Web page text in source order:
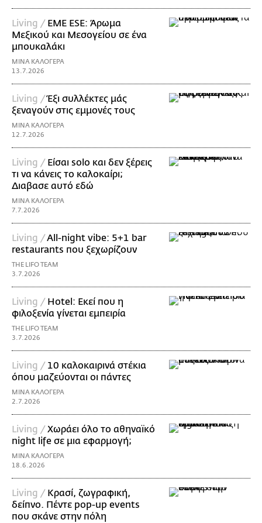
Living / EME ESE: Άρωμα
Μεξικού και Μεσογείου σε ένα
μπουκαλάκι
ΜΙΝΑ ΚΑΛΟΓΕΡΑ
13.7.2026
Living /Έξι συλλέκτες μάς
ξεναγούν στις εμμονές τους
ΜΙΝΑ ΚΑΛΟΓΕΡΑ
12.7.2026
Living / Είσαι solo και δεν ξέρεις
τι να κάνεις το καλοκαίρι;
Διαβασε αυτό εδώ
ΜΙΝΑ ΚΑΛΟΓΕΡΑ
7.7.2026
Living /All-night vibe: 5+1 bar
restaurants που ξεχωρίζουν
THE LIFO TEAM
3.7.2026
Living / Hotel: Εκεί που η
φιλοξενία γίνεται εμπειρία
THE LIFO TEAM
3.7.2026
Living / 10 καλοκαιρινά στέκια
όπου μαζεύονται οι πάντες
ΜΙΝΑ ΚΑΛΟΓΕΡΑ
2.7.2026
Living /Χωράει όλο το αθηναϊκό
night life σε μια εφαρμογή;
ΜΙΝΑ ΚΑΛΟΓΕΡΑ
18.6.2026
Living / Κρασί, ζωγραφική,
δείπνο. Πέντε pop-up events
που σκάνε στην πόλη